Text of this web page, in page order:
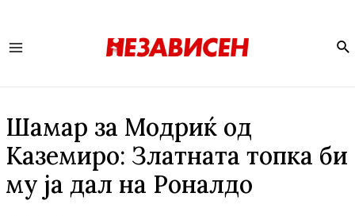
Шамар за Модриќ од
Каземиро: Златната топка би
му ја дал на Роналдо